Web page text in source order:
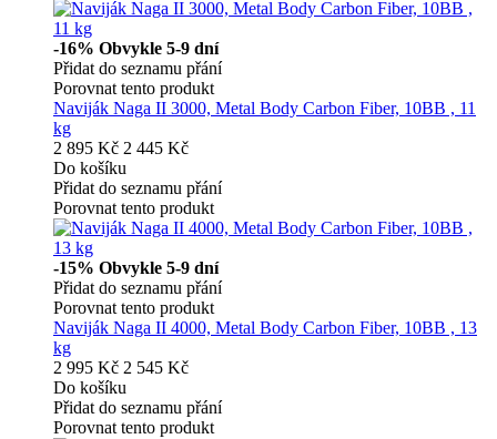
-16% Obvykle 5-9 dní
Přidat do seznamu přání
Porovnat tento produkt
Naviják Naga II 3000, Metal Body Carbon Fiber, 10BB , 11
kg
2 895 Kč 2 445 Kč
Do košíku
Přidat do seznamu přání
Porovnat tento produkt
-15% Obvykle 5-9 dní
Přidat do seznamu přání
Porovnat tento produkt
Naviják Naga II 4000, Metal Body Carbon Fiber, 10BB , 13
kg
2 995 Kč 2 545 Kč
Do košíku
Přidat do seznamu přání
Porovnat tento produkt